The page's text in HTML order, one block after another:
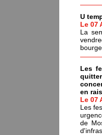
U
Le 07
La
Les
en
Le 07
Les
de